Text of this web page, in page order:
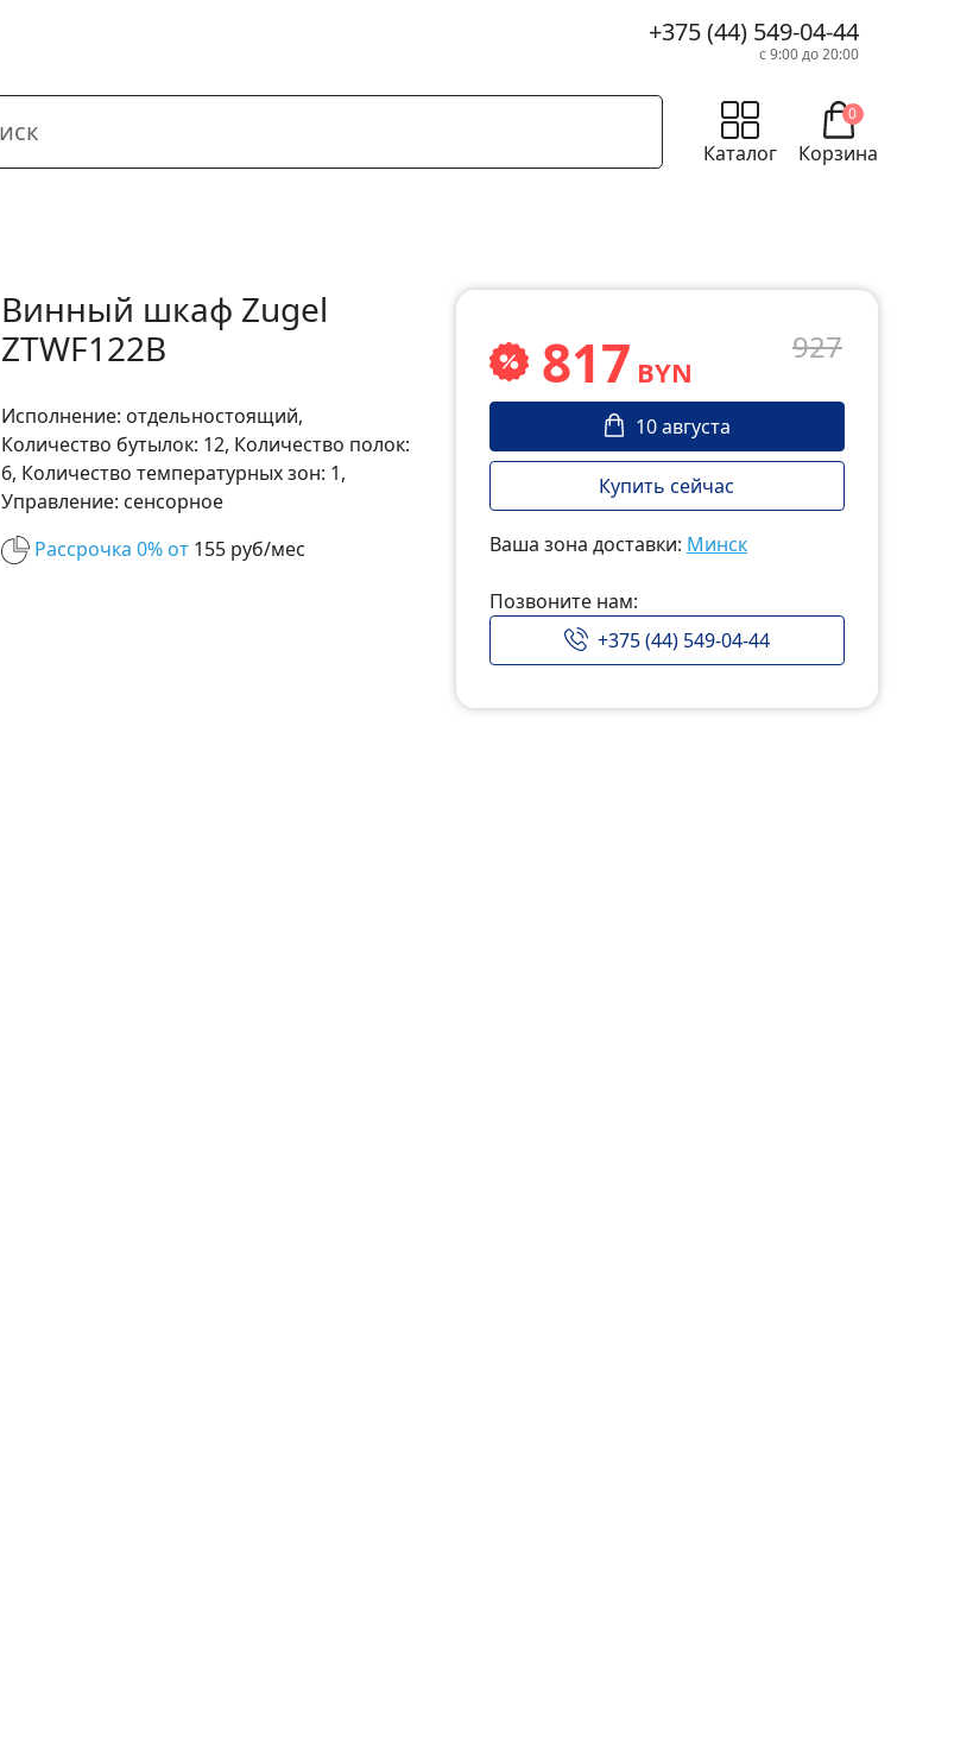
+375 (44) 549-04-44
с 9:00 до 20:00
Корзина
0
Каталог
Винный шкаф Zugel
ZTWF122B
Исполнение: отдельностоящий,
Количество бутылок: 12, Количество полок:
6, Количество температурных зон: 1,
Управление: сенсорное
Рассрочка 0% от 155 руб/мес
817 BYN
927
10 августа
Купить сейчас
Ваша зона доставки: Минск
Позвоните нам:
+375 (44) 549-04-44